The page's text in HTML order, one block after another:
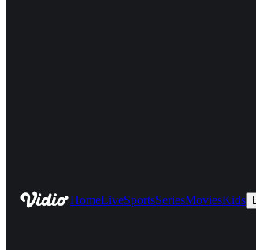
HomeLiveSportsSeriesMoviesKids